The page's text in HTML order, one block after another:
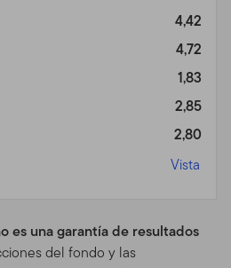
4,42
4,72
1,83
2,85
2,80
Vista
es una garantía de resultados
del fondo y las
información protegido, a través
provistos por otros con ese
Los individuos que
a estas áreas pueden
criminal y/o civil.
Desempeño y
de
sobre cualquiera de
favor contactar a su